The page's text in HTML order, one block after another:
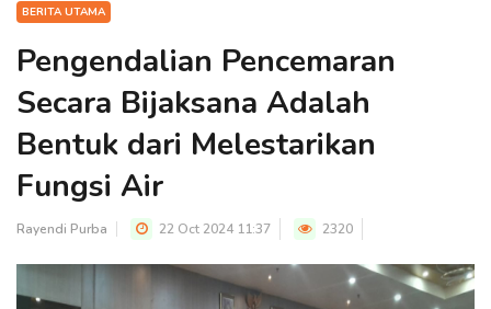
BERITA UTAMA
Pengendalian Pencemaran
Secara Bijaksana Adalah
Bentuk dari Melestarikan
Fungsi Air
Rayendi Purba 22 Oct 2024 11:37 2320